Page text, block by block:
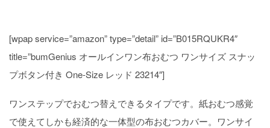
[wpap service=”amazon” type=”detail” id=”B015RQUKR4″
title=”bumGenius オールインワン布おむつ ワンサイズ スナッ
プボタン付き One-Size レッド 23214″]
ワンステップでおむつ替えできるタイプです。紙おむつ感覚
で使えてしかも経済的な一体型の布おむつカバー。ワンサイ